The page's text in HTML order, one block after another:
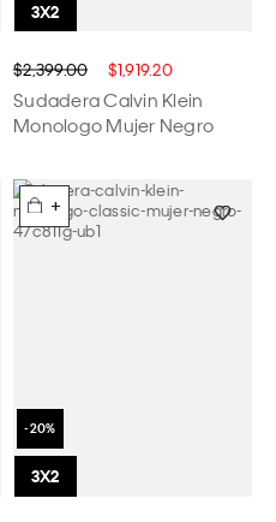
$2,399.00 $1,919.20
Sudadera Calvin Klein
Monologo Mujer Negro
+